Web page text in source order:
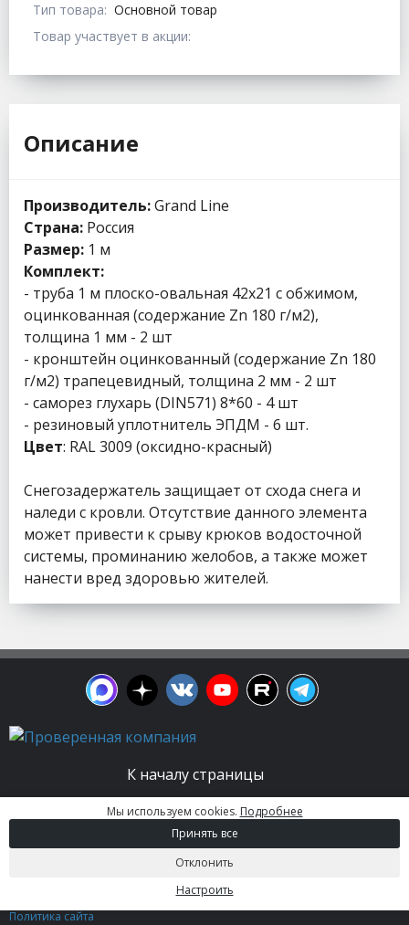
Тип товара: Основной товар
Товар участвует в акции:
Описание
Производитель:Grand Line
Страна: Россия
Размер: 1 м
Комплект:
- труба 1 м плоско-овальная 42х21 с обжимом,
оцинкованная (содержание Zn 180 г/м2),
толщина 1 мм - 2 шт
- кронштейн оцинкованный (содержание Zn 180
г/м2) трапецевидный, толщина 2 мм - 2 шт
- саморез глухарь (DIN571) 8*60 - 4 шт
- резиновый уплотнитель ЭПДМ - 6 шт.
Цвет: RAL 3009 (оксидно-красный)
Снегозадержатель защищает от схода снега и
наледи с кровли. Отсутствие данного элемента
может привести к срыву крюков водосточной
системы, проминанию желобов, а также может
нанести вред здоровью жителей.
К началу страницы
© 2003 - 2026. Апельсин group | Группа
строительных компаний Все права защищены.
Вся информация на этом сайте носит
информационный характер и не является
публичной офертой, определяемой положениями
Политика сайта
Мы используем cookies. Подробнее
Принять все
Отклонить
Настроить